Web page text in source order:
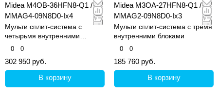
Midea M4OB-36HFN8-Q1 /
MMAG4-09N8D0-Ix4
Мульти сплит-система с
четырьмя внутренними
блоками
0 0
302 950 руб.
В корзину
Midea M3OA-27HFN8-Q1 /
MMAG2-09N8D0-Ix3
Мульти сплит-система с тремя
внутренними блоками
0 0
185 760 руб.
В корзину